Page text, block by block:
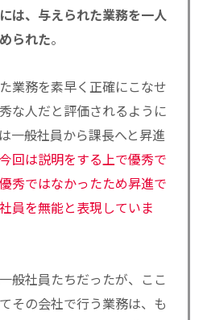
は、与えられた業務を一人
られた。
業務を素早く正確にこなせ
な人だと評価されるように
一般社員から課長へと昇進
今回は説明をする上で優秀で
秀ではなかったため昇進で
員を無能と表現していま
般社員たちだったが、ここ
その会社で行う業務は、も